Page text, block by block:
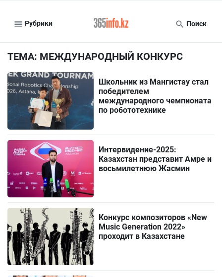
Рубрики Поиск
ТЕМА: МЕЖДУНАРОДНЫЙ КОНКУРС
Школьник из Мангистау стал
победителем
международного чемпионата
по робототехнике
Интервидение-2025:
Казахстан представит Амре и
восьмилетнюю Жасмин
Конкурс композиторов «New
Music Generation 2022»
проходит в Казахстане